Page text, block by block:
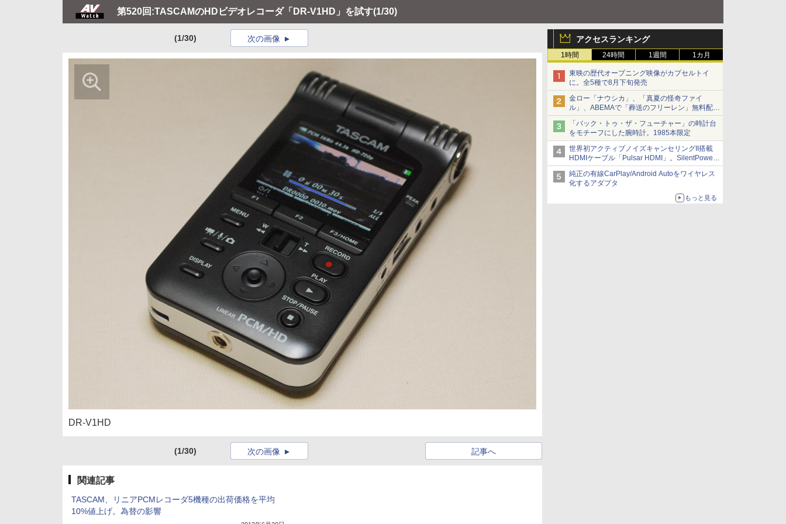
第520回:TASCAMのHDビデオレコーダ「DR-V1HD」を試す(1/30)
アクセスランキング
1時間 24時間 1週間 1カ月
東映の歴代オープニング映像がカプセルトイ
に。全5種で8月下旬発売
金ロー「ナウシカ」、「真夏の怪奇ファイ
ル」、ABEMAで「葬送のフリーレン」無料配信
など。夏の特番・配信情報
「バック・トゥ・ザ・フューチャー」の時計台
をモチーフにした腕時計。1985本限定
世界初アクティブノイズキャンセリングII搭載
HDMIケーブル「Pulsar HDMI」。SilentPower
から
純正の有線CarPlay/Android Autoをワイヤレス
化するアダプタ
もっと見る
(1/30) 次の画像
DR-V1HD
(1/30) 記事へ
次の画像
関連記事
TASCAM、リニアPCMレコーダ5機種の出荷価格を平均
10%値上げ。為替の影響